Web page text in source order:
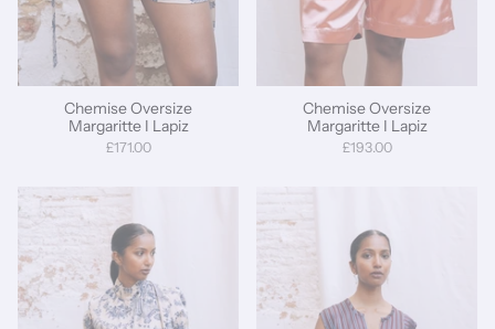
Chemise Oversize
Margaritte I Lapiz
£171.00
Chemise Oversize
Margaritte I Lapiz
£193.00